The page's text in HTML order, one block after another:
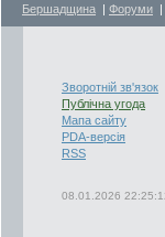
Бершадщина | Форуми |
Зворотній зв'язок
Публічна угода
Мапа сайту
PDA-версія
RSS
08.01.2026